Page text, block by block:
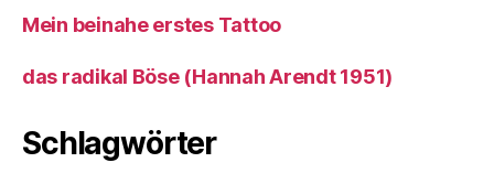
Mein beinahe erstes Tattoo
das radikal Böse (Hannah Arendt 1951)
Schlagwörter